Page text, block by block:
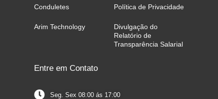
Conduletes
Arim Technology
Política de Privacidade
Divulgação do
Relatório de
Transparência Salarial
Entre em Contato
Seg. Sex 08:00 ás 17:00